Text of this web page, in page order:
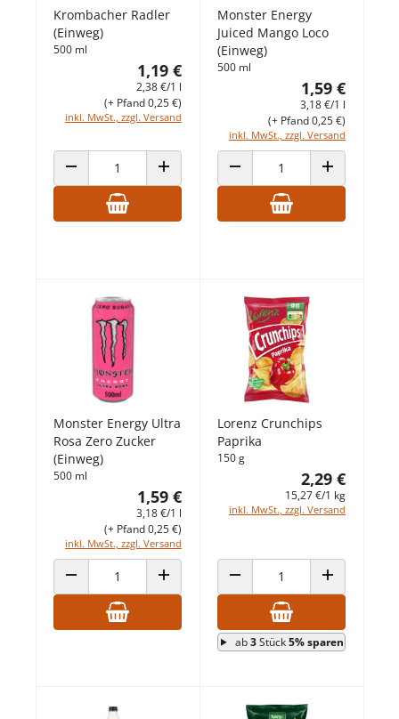
Krombacher Radler
(Einweg)
500 ml
1,19 €
2,38 €/1 l
inkl. MwSt., zzgl. Versand
(+ Pfand 0,25 €)
ANZAHL VERRINGERNANZAHL ERHÖHEN
Monster Energy
Juiced Mango Loco
(Einweg)
500 ml
1,59 €
3,18 €/1 l
inkl. MwSt., zzgl. Versand
(+ Pfand 0,25 €)
ANZAHL VERRINGERNANZAHL
Monster Energy Ultra
Rosa Zero Zucker
(Einweg)
500 ml
1,59 €
3,18 €/1 l
inkl. MwSt., zzgl. Versand
(+ Pfand 0,25 €)
ANZAHL VERRINGERNANZAHL ERHÖHEN
Lorenz Crunchips
Paprika
150 g
2,29 €
15,27 €/1 kg
inkl. MwSt., zzgl. Versand
ANZAHL VERRINGERNANZAHL
ab3Stück5% sparen